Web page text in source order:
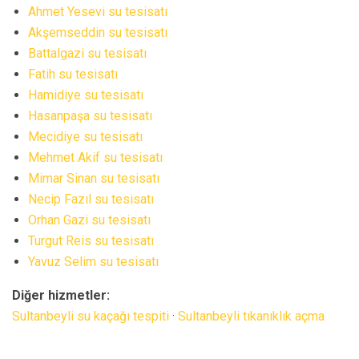
Ahmet Yesevi su tesisatı
Akşemseddin su tesisatı
Battalgazi su tesisatı
Fatih su tesisatı
Hamidiye su tesisatı
Hasanpaşa su tesisatı
Mecidiye su tesisatı
Mehmet Akif su tesisatı
Mimar Sinan su tesisatı
Necip Fazıl su tesisatı
Orhan Gazi su tesisatı
Turgut Reis su tesisatı
Yavuz Selim su tesisatı
Diğer hizmetler:
Sultanbeyli su kaçağı tespiti · Sultanbeyli tıkanıklık açma